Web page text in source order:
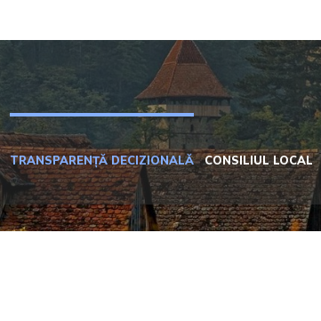
TRANSPARENȚĂ DECIZIONALĂ CONSILIUL LOCAL